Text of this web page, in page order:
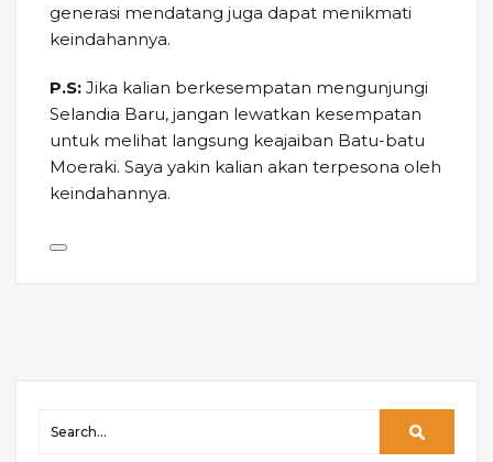
generasi mendatang juga dapat menikmati
keindahannya.
P.S: Jika kalian berkesempatan mengunjungi
Selandia Baru, jangan lewatkan kesempatan
untuk melihat langsung keajaiban Batu-batu
Moeraki. Saya yakin kalian akan terpesona oleh
keindahannya.